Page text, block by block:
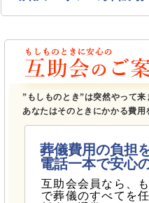
”もしものとき”は突然やって来
あなたはそのときにかかる費
葬儀費用の負担
電話一本で安心
互助会会員なら、
で葬儀のすべてを